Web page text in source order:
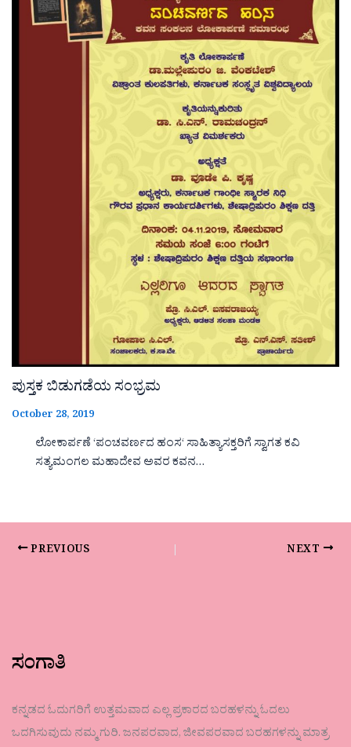
ಪುಸ್ತಕ ಬಿಡುಗಡೆಯ ಸಂಭ್ರಮ
October 28, 2019
ಲೋಕಾರ್ಪಣೆ ‘ಪಂಚವರ್ಣದ ಹಂಸ‘ ಸಾಹಿತ್ಯಾಸಕ್ತರಿಗೆ ಸ್ವಾಗತ ಕವಿ
ಸತ್ಯಮಂಗಲ ಮಹಾದೇವ ಅವರ ಕವನ…
PREVIOUS NEXT
ಸಂಗಾತಿ
ಕನ್ನಡದ ಓದುಗರಿಗೆ ಉತ್ತಮವಾದ ಎಲ್ಲ ಪ್ರಕಾರದ ಬರಹಳನ್ನು ಓದಲು
ಒದಗಿಸುವುದು ನಮ್ಮ ಗುರಿ. ಜನಪರವಾದ, ಜೀವಪರವಾದ ಬರಹಗಳನ್ನು ಮಾತ್ರ